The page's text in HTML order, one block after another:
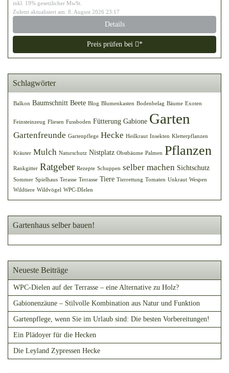
inkl. 19% gesetzlicher MwSt.
Zuletzt aktualisiert am: 8. August 2026 23:17
Details
Preis prüfen bei *
Schlagwörter
Balkon Baumschnitt Beete Blog Blumenkasten Bodenbelag Bäume Exoten
Feinsteinzeug Fliesen Fussboden Fütterung Gabione Garten
Gartenfreunde Gartenpflege Hecke Heilkraut Insekten Kletterpflanzen
Kräuter Mulch Naturschutz Nistplatz Obstbäume Palmen Pflanzen
Rankgitter Ratgeber Rezepte Schuppen selber machen Sichtschutz
Sommer Spielhaus Terasse Terrasse Tiere Tierrettung Tomaten Unkraut Wespen
Wildtiere Wildvögel WPC-DIelen
Gartenhaus selber bauen!
Neueste Beiträge
WPC-Dielen auf der Terrasse – eine Alternative zu Holz?
Gabionenzäune – Stilvolle Kombination aus Natur und Funktion
Gartenpflege, wenn Sie im Urlaub sind: Die besten Vorbereitungen!
Ein Plädoyer für die Hecken
Die Leyland Zypressen Hecke